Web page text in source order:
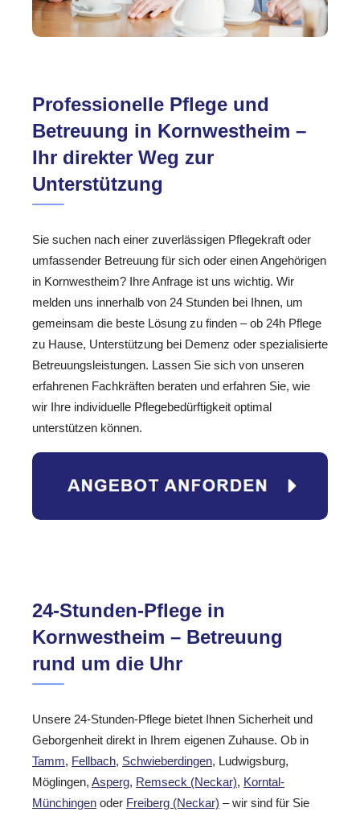
Professionelle Pflege und
Betreuung in Kornwestheim –
Ihr direkter Weg zur
Unterstützung
Sie suchen nach einer zuverlässigen Pflegekraft oder
umfassender Betreuung für sich oder einen Angehörigen
in Kornwestheim? Ihre Anfrage ist uns wichtig. Wir
melden uns innerhalb von 24 Stunden bei Ihnen, um
gemeinsam die beste Lösung zu finden – ob 24h Pflege
zu Hause, Unterstützung bei Demenz oder spezialisierte
Betreuungsleistungen. Lassen Sie sich von unseren
erfahrenen Fachkräften beraten und erfahren Sie, wie
wir Ihre individuelle Pflegebedürftigkeit optimal
unterstützen können.
24-Stunden-Pflege in
Kornwestheim – Betreuung
rund um die Uhr
Unsere 24-Stunden-Pflege bietet Ihnen Sicherheit und
Geborgenheit direkt in Ihrem eigenen Zuhause. Ob in
Tamm, Fellbach, Schwieberdingen, Ludwigsburg,
Möglingen, Asperg, Remseck (Neckar), Korntal-
Münchingen oder Freiberg (Neckar) – wir sind für Sie